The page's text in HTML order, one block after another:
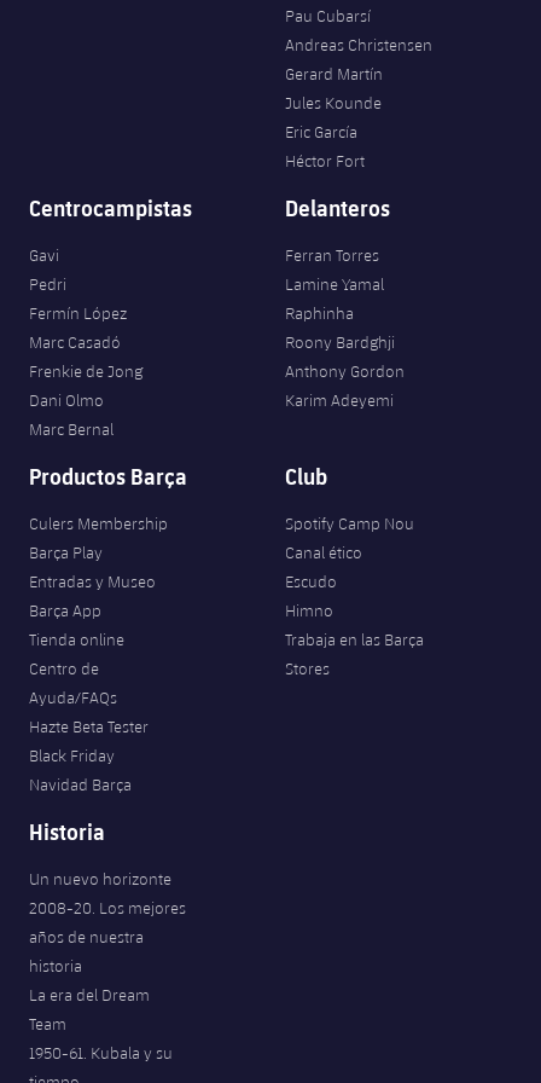
Clasificaciones
Apúntate a las amateurs
Carnet de las Secciones Amateurs
VALORANT Rising
VALORANT Game Changers
eFootball
Pau Cubarsí
Andreas Christensen
Gerard Martín
Jules Kounde
Eric García
Héctor Fort
Centrocampistas
Gavi
Pedri
Fermín López
Marc Casadó
Frenkie de Jong
Dani Olmo
Marc Bernal
Delanteros
Ferran Torres
Lamine Yamal
Raphinha
Roony Bardghji
Anthony Gordon
Karim Adeyemi
Productos Barça
Culers Membership
Barça Play
Entradas y Museo
Barça App
Tienda online
Centro de
Ayuda/FAQs
Hazte Beta Tester
Black Friday
Navidad Barça
Club
Spotify Camp Nou
Canal ético
Escudo
Himno
Trabaja en las Barça
Stores
Historia
Un nuevo horizonte
2008-20. Los mejores
años de nuestra
historia
La era del Dream
Team
1950-61. Kubala y su